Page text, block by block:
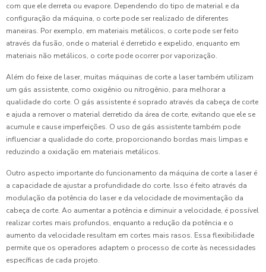
com que ele derreta ou evapore. Dependendo do tipo de material e da
configuração da máquina, o corte pode ser realizado de diferentes
maneiras. Por exemplo, em materiais metálicos, o corte pode ser feito
através da fusão, onde o material é derretido e expelido, enquanto em
materiais não metálicos, o corte pode ocorrer por vaporização.
Além do feixe de laser, muitas máquinas de corte a laser também utilizam
um gás assistente, como oxigênio ou nitrogênio, para melhorar a
qualidade do corte. O gás assistente é soprado através da cabeça de corte
e ajuda a remover o material derretido da área de corte, evitando que ele se
acumule e cause imperfeições. O uso de gás assistente também pode
influenciar a qualidade do corte, proporcionando bordas mais limpas e
reduzindo a oxidação em materiais metálicos.
Outro aspecto importante do funcionamento da máquina de corte a laser é
a capacidade de ajustar a profundidade do corte. Isso é feito através da
modulação da potência do laser e da velocidade de movimentação da
cabeça de corte. Ao aumentar a potência e diminuir a velocidade, é possível
realizar cortes mais profundos, enquanto a redução da potência e o
aumento da velocidade resultam em cortes mais rasos. Essa flexibilidade
permite que os operadores adaptem o processo de corte às necessidades
específicas de cada projeto.